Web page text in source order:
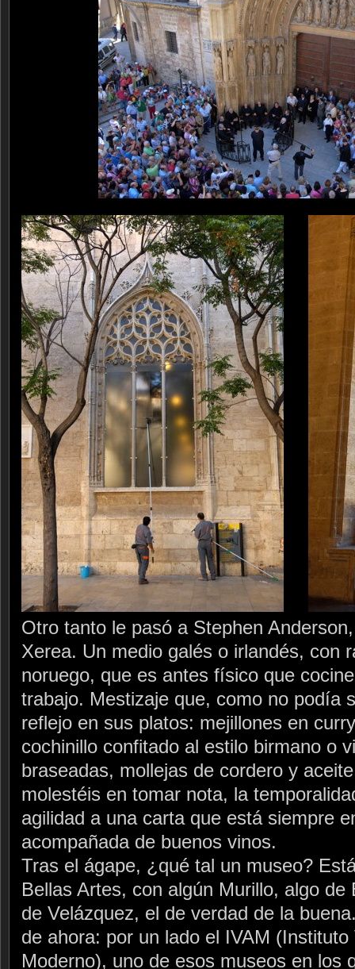
Otro tanto le pasó a Stephen
Xerea. Un medio galés o irlandés, con
noruego, que es antes físico que
trabajo. Mestizaje que, como no podía
reflejo en sus platos: mejillones en
cochinillo confitado al estilo birmano o
braseadas, mollejas de cordero y
molestéis en tomar nota, la
agilidad a una carta que está siempre
acompañada de buenos vinos.
Tras el ágape, ¿qué tal un museo?
Bellas Artes, con algún Murillo, algo
de Velázquez, el de verdad de la
de ahora: por un lado el IVAM (Instituto
Moderno), uno de esos museos en los